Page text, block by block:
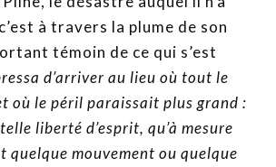
à travers la plume de son
témoin de ce qui s’est
d’arriver au lieu où tout le
où le péril paraissait plus grand :
liberté d’esprit, qu’à mesure
quelque mouvement ou quelque